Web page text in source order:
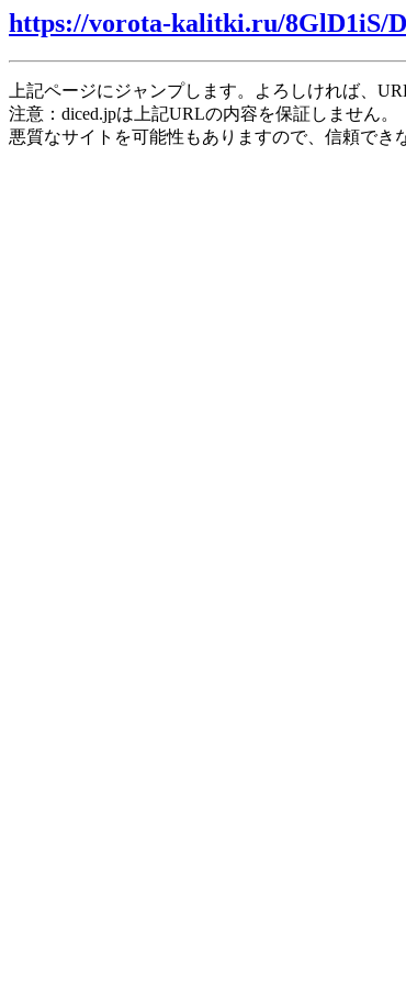
https://vorota-kalitki.ru/8GlD1iS/
上記ページにジャンプします。よろしければ、
注意：diced.jpは上記URLの内容を保証しません。
悪質なサイトを可能性もありますので、信頼でき